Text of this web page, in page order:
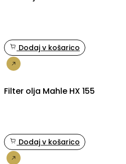
Dodaj v košarico
Filter olja Mahle HX 155
Dodaj v košarico